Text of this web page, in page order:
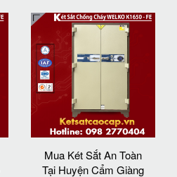
Mua Két Sắt An Toàn
Tại Huyện Cẩm Giàng